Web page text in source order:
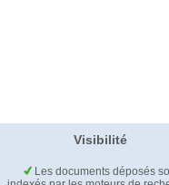
Visibilité
Les documents déposés